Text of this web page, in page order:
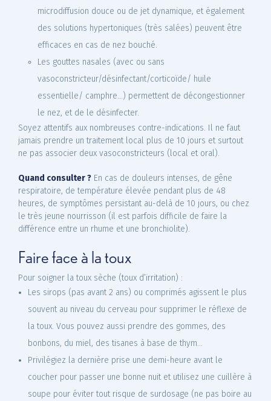
microdiffusion douce ou de jet dynamique, et également
des solutions hypertoniques (très salées) peuvent être
efficaces en cas de nez bouché.
Les gouttes nasales (avec ou sans
vasoconstricteur/désinfectant/corticoïde/ huile
essentielle/ camphre...) permettent de décongestionner
le nez, et de le désinfecter.
Soyez attentifs aux nombreuses contre-indications. Il ne faut
jamais prendre un traitement local plus de 10 jours et surtout
ne pas associer deux vasoconstricteurs (local et oral).
Quand consulter ? En cas de douleurs intenses, de gêne
respiratoire, de température élevée pendant plus de 48
heures, de symptômes persistant au-delà de 10 jours, ou chez
le très jeune nourrisson (il est parfois difficile de faire la
différence entre un rhume et une bronchiolite).
Faire face à la toux
Pour soigner la toux sèche (toux d’irritation) :
Les sirops (pas avant 2 ans) ou comprimés agissent le plus
souvent au niveau du cerveau pour supprimer le réflexe de
la toux. Vous pouvez aussi prendre des gommes, des
bonbons, du miel, des tisanes à base de thym…
Privilégiez la dernière prise une demi-heure avant le
coucher pour passer une bonne nuit et utilisez une cuillère à
soupe pour éviter tout risque de surdosage (ne pas boire au